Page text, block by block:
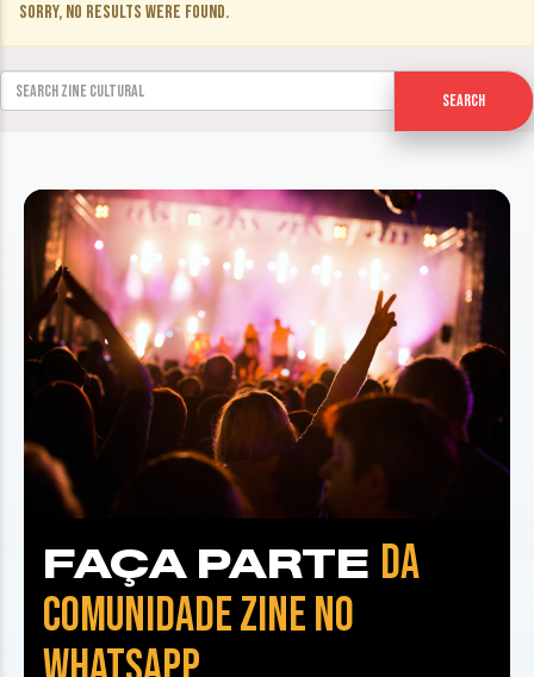
Sorry, no results were found.
Search for:
Search
FAÇA PARTE DA
COMUNIDADE ZINE NO